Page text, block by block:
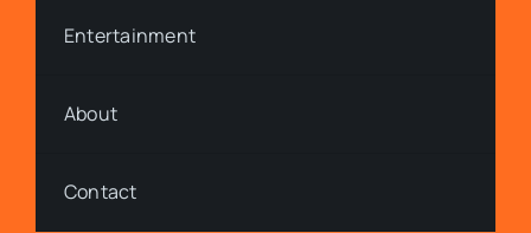
Entertainment
About
Contact